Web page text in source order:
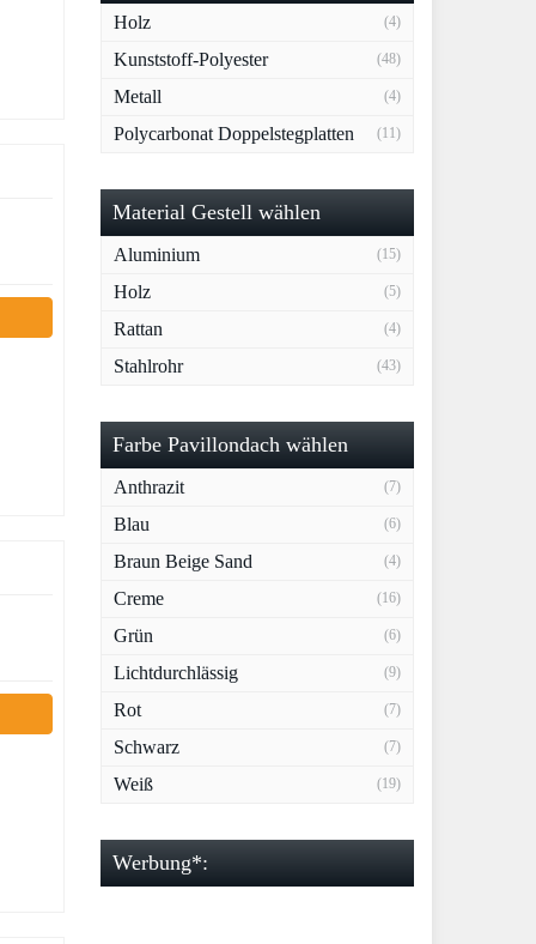
Holz (4)
Kunststoff-Polyester (48)
Metall (4)
Polycarbonat Doppelstegplatten (11)
Material Gestell wählen
Aluminium (15)
Holz (5)
Rattan (4)
Stahlrohr (43)
Farbe Pavillondach wählen
Anthrazit (7)
Blau (6)
Braun Beige Sand (4)
Creme (16)
Grün (6)
Lichtdurchlässig (9)
Rot (7)
Schwarz (7)
Weiß (19)
Werbung*: